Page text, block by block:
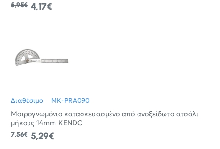
4,17€
5,95€
Διαθέσιμο MK-PRA090
Μοιρογνωμόνιο κατασκευασμένο από ανοξείδωτο ατσάλι
μήκους 14mm KENDO
5,29€
7,56€